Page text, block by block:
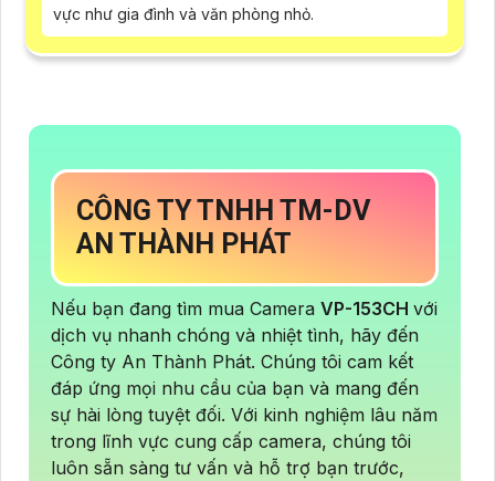
vực như gia đình và văn phòng nhỏ.
CÔNG TY TNHH TM-DV
AN THÀNH PHÁT
Nếu bạn đang tìm mua Camera VP-153CH với
dịch vụ nhanh chóng và nhiệt tình, hãy đến
Công ty An Thành Phát. Chúng tôi cam kết
đáp ứng mọi nhu cầu của bạn và mang đến
sự hài lòng tuyệt đối. Với kinh nghiệm lâu năm
trong lĩnh vực cung cấp camera, chúng tôi
luôn sẵn sàng tư vấn và hỗ trợ bạn trước,